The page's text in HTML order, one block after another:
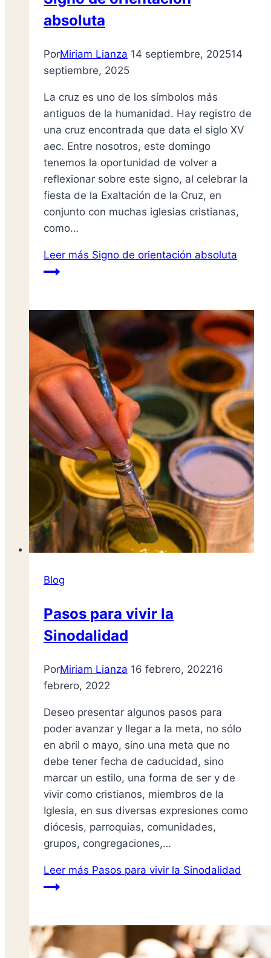
absoluta
PorMiriam Lianza 14 septiembre, 202514
septiembre, 2025
La cruz es uno de los símbolos más
antiguos de la humanidad. Hay registro de
una cruz encontrada que data el siglo XV
aec. Entre nosotros, este domingo
tenemos la oportunidad de volver a
reflexionar sobre este signo, al celebrar la
fiesta de la Exaltación de la Cruz, en
conjunto con muchas iglesias cristianas,
como…
Leer más Signo de orientación absoluta
Blog
Pasos para vivir la
Sinodalidad
PorMiriam Lianza 16 febrero, 202216
febrero, 2022
Deseo presentar algunos pasos para
poder avanzar y llegar a la meta, no sólo
en abril o mayo, sino una meta que no
debe tener fecha de caducidad, sino
marcar un estilo, una forma de ser y de
vivir como cristianos, miembros de la
Iglesia, en sus diversas expresiones como
diócesis, parroquias, comunidades,
grupos, congregaciones,…
Leer más Pasos para vivir la Sinodalidad